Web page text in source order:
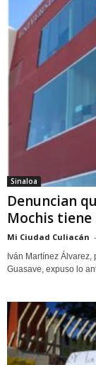
Sinaloa
Denuncian
Mochis tiene
Mi Ciudad Culiacán -
Iván Martínez Álvarez,
Guasave, expuso lo